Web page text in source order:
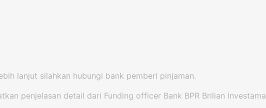
lanjut silahkan hubungi bank pemberi pinjaman.
penjelasan detail dari Funding officer Bank BPR Brilian